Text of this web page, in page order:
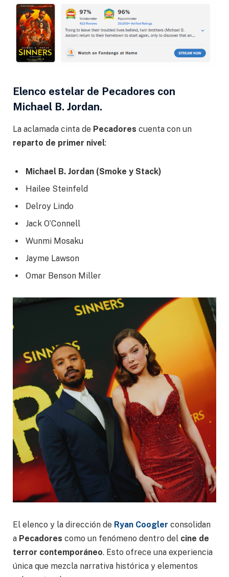
Elenco estelar de Pecadores con
Michael B. Jordan.
La aclamada cinta de Pecadores cuenta con un
reparto de primer nivel:
Michael B. Jordan (Smoke y Stack)
Hailee Steinfeld
Delroy Lindo
Jack O’Connell
Wunmi Mosaku
Jayme Lawson
Omar Benson Miller
El elenco y la dirección de Ryan Coogler consolidan
a Pecadores como un fenómeno dentro del cine de
terror contemporáneo. Esto ofrece una experiencia
única que mezcla narrativa histórica y elementos